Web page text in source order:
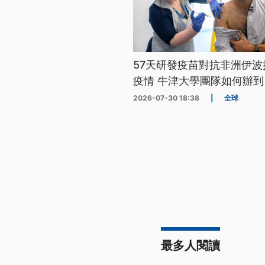
57天研發疫苗對抗非洲伊
疫情 牛津大學團隊如何辦
2026-07-30 18:38 全球
最多人閱讀